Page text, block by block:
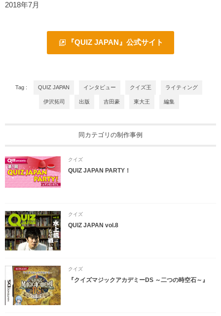
2018年7月
『QUIZ JAPAN』公式サイト
Tag : QUIZ JAPAN インタビュー クイズ王 ライティング
伊沢拓司 出版 吉田豪 東大王 編集
同カテゴリの制作事例
クイズ
QUIZ JAPAN PARTY！
クイズ
QUIZ JAPAN vol.8
クイズ
『クイズマジックアカデミーDS ～二つの時空石～』